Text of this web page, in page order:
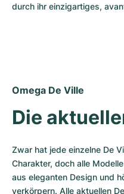
durch ihr einzigartiges,
Omega De Ville
Die
Zwar hat jede einzelne De
Charakter, doch alle
aus eleganten Design und
verkörpern. Alle aktuellen